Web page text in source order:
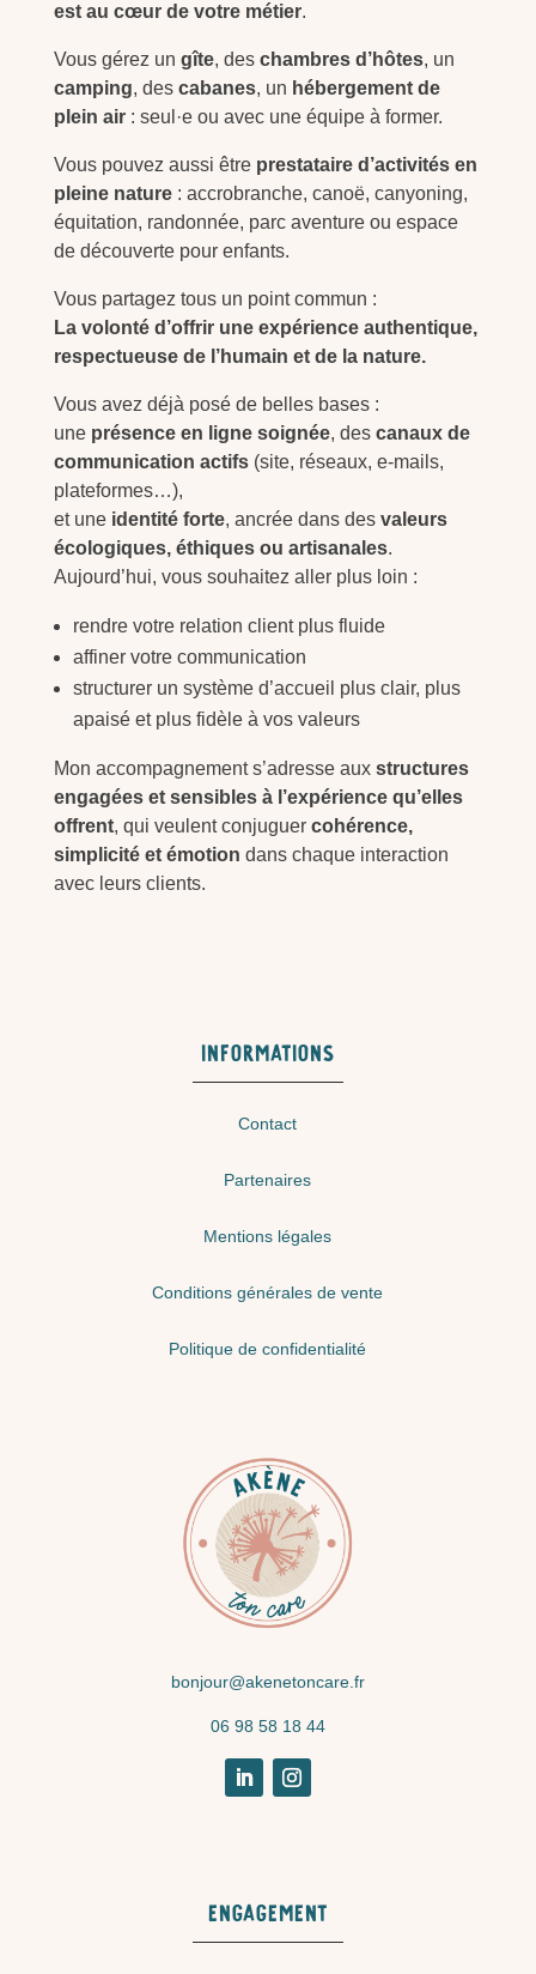
est au cœur de votre métier.
Vous gérez un gîte, des chambres d’hôtes, un
camping, des cabanes, un hébergement de
plein air: seul·e ou avec une équipe à former.
Vous pouvez aussi être prestataire d’activités en
pleine nature: accrobranche, canoë, canyoning,
équitation, randonnée, parc aventure ou espace
de découverte pour enfants.
Vous partagez tous un point commun :
La volonté d’offrir une expérience authentique,
respectueuse de l’humain et de la nature.
Vous avez déjà posé de belles bases :
une présence en ligne soignée, des canaux de
communication actifs(site, réseaux, e-mails,
plateformes…),
et une identité forte, ancrée dans des valeurs
écologiques, éthiques ou artisanales.
Aujourd’hui, vous souhaitez aller plus loin :
rendre votre relation client plus fluide
affiner votre communication
structurer un système d’accueil plus clair, plus
apaisé et plus fidèle à vos valeurs
Mon accompagnement s’adresse aux structures
engagées et sensibles à l’expérience qu’elles
offrent, qui veulent conjuguer cohérence,
simplicité et émotion dans chaque interaction
avec leurs clients.
INFORMATIONS
Contact
Partenaires
Mentions légales
Conditions générales de vente
Politique de confidentialité
bonjour@akenetoncare.fr
06 98 58 18 44
Engagement